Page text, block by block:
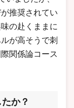
推奨されてい
の赴くままに
が高そうで刺
関係論コース
か？